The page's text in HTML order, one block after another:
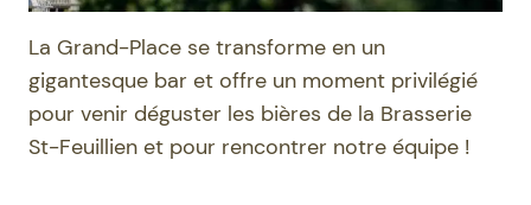
La Grand-Place se transforme en un
gigantesque bar et offre un moment privilégié
pour venir déguster les bières de la Brasserie
St-Feuillien et pour rencontrer notre équipe !